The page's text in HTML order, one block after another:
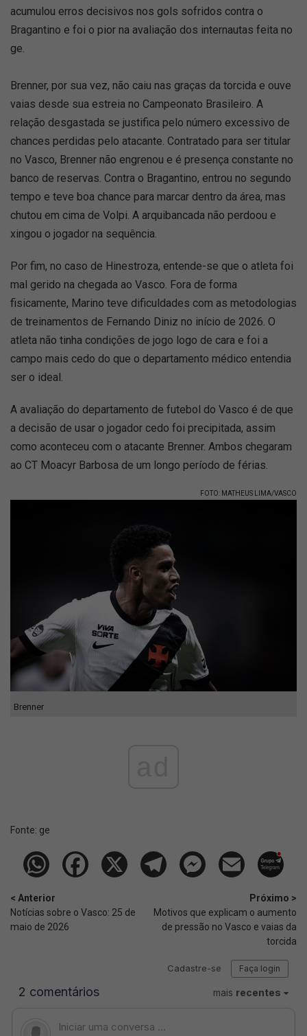
acumulou erros decisivos nos gols sofridos contra o
Bragantino e foi o pior na avaliação dos internautas feita no
ge.
Brenner, por sua vez, não caiu nas graças da torcida e ouve
vaias desde sua estreia no Campeonato Brasileiro. A
relação desgastada se justifica pelo número excessivo de
chances perdidas pelo atacante. Contratado para ser titular
no Vasco, Brenner não engrenou e é presença constante no
banco de reservas. Contra o Bragantino, entrou no segundo
tempo e teve boa chance para marcar dentro da área, mas
chutou em cima de Volpi. A arquibancada não perdoou e
xingou o jogador na sequência.
Por fim, no caso de Hinestroza, entende-se que o atleta foi
mal gerido na chegada ao Vasco. Fora de forma
fisicamente, Marino teve dificuldades com as metodologias
de treinamentos de Fernando Diniz no início de 2026. O
atleta não tinha condições de jogo logo de cara e foi a
campo mais cedo do que o departamento médico entendia
ser o ideal.
A avaliação do departamento de futebol do Vasco é de que
a decisão de usar o jogador cedo foi precipitada, assim
como aconteceu com o atacante Brenner. Ambos chegaram
ao CT Moacyr Barbosa de um longo período de férias.
FOTO: MATHEUS LIMA/VASCO
Brenner
Fonte: ge
< Anterior
Notícias sobre o Vasco: 25 de
maio de 2026
Próximo >
Motivos que explicam o aumento
de pressão no Vasco e vaias da
torcida